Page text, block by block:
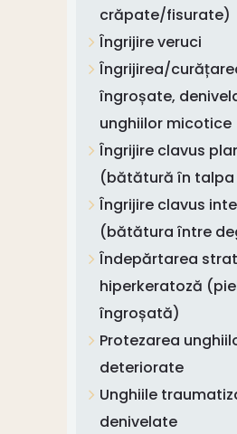
crăpate/fisurate)
Îngrijire veruci
Îngrijirea/
îngroșate,
unghiilor micotice
Îngrijire clavus
(bătătură în talpa
Îngrijire clavus
(bătătura între
Îndepărtarea
hiperkeratoză
îngroșată)
Protezarea
deteriorate
Unghiile
denivelate